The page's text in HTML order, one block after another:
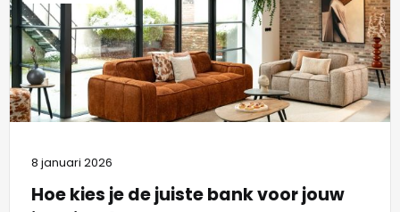
8 januari 2026
Hoe kies je de juiste bank voor jouw